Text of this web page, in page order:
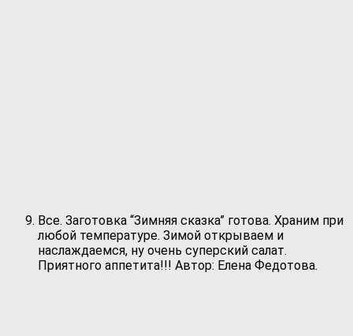
Все. Заготовка “Зимняя сказка” готова. Храним при
любой температуре. Зимой открываем и
наслаждаемся, ну очень суперский салат.
Приятного аппетита!!! Автор: Елена Федотова.